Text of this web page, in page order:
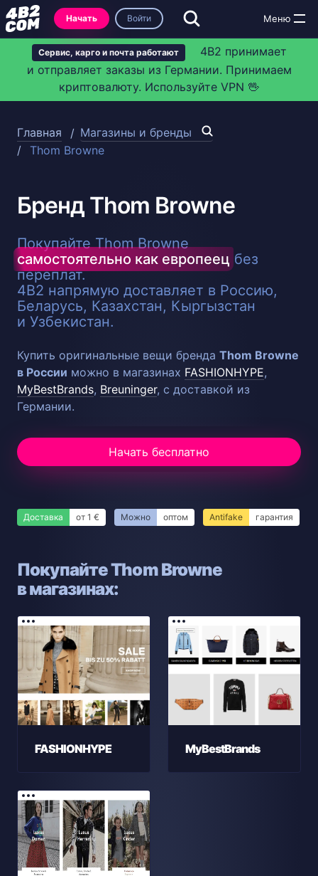
Сервис, карго и почта работают
4B2 принимает
и отправляет заказы из Германии. Принимаем
криптовалюту. Используйте VPN 🖖
Начать Войти
Главная
Магазины и бренды
Thom Browne
Бренд Thom Browne
Покупайте Thom Browne
самостоятельно как европеец без
переплат.
4B2 напрямую доставляет в Россию,
Беларусь, Казахстан, Кыргызстан
и Узбекистан.
Купить оригинальные вещи бренда Thom Browne
в России можно в магазинах FASHIONHYPE,
MyBestBrands, Breuninger, с доставкой из
Германии.
Начать бесплатно
Доставка от 1 € Можно оптом Antifake гарантия
Покупайте Thom Browne
в магазинах:
FASHIONHYPE MyBestBrands